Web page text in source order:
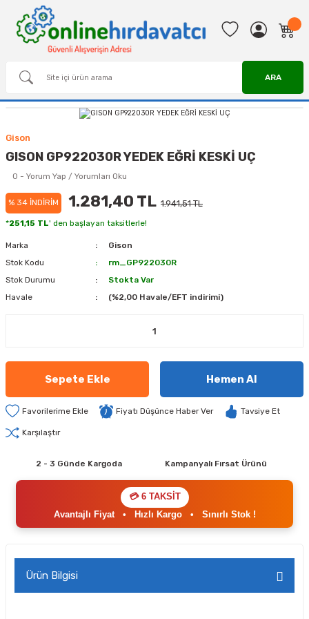
ARA
Gison
GISON GP922030R YEDEK EĞRİ KESKİ UÇ
0 - Yorum Yap / Yorumları Oku
% 34 İNDİRİM 1.281,40 TL 1.941,51 TL
*251,15 TL' den başlayan taksitlerle!
Marka
Gison
Stok Kodu
rm_GP922030R
Stok Durumu
Stokta Var
Havale
(%2,00 Havale/EFT indirimi)
Sepete Ekle Hemen Al
Fiyatı Düşünce Haber Ver Tavsiye Et
Karşılaştır
2 - 3 Günde Kargoda Kampanyalı Fırsat Ürünü
💳 6 TAKSİT
Avantajlı Fiyat• Hızlı Kargo• Sınırlı Stok !
Ürün Bilgisi